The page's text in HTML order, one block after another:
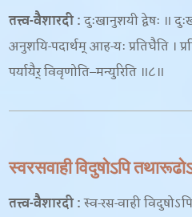
तत्त्व-वैशारदी:दुःखानुशयी द्वेषः ॥
अनुशयि-पदार्थम् आह-यः प्रतिघैति ।
पर्यायैर् विवृणोति–मन्युरिति ॥८॥
स्वरसवाही विदुषोऽपि
तत्त्व-वैशारदी:स्व-रस-वाही